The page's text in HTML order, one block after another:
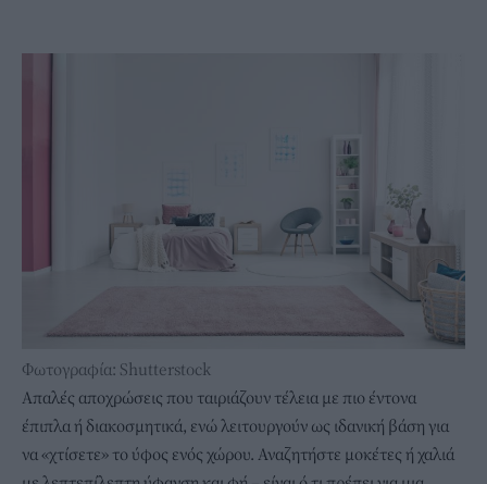
Φωτογραφία: Shutterstock
Απαλές αποχρώσεις που ταιριάζουν τέλεια με πιο έντονα
έπιπλα ή διακοσμητικά, ενώ λειτουργούν ως ιδανική βάση για
να «χτίσετε» το ύφος ενός χώρου. Αναζητήστε μοκέτες ή χαλιά